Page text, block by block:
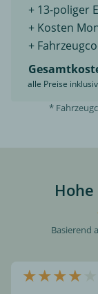
+ 13-poliger
+ Kosten
+
alle Preise
*
Basierend